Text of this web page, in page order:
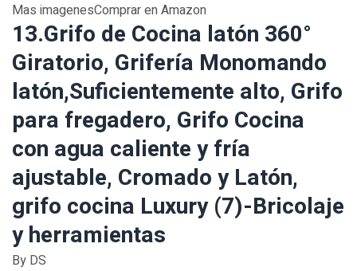
Mas imagenesComprar en Amazon
13.Grifo de Cocina latón 360°
Giratorio, Grifería Monomando
latón,Suficientemente alto, Grifo
para fregadero, Grifo Cocina
con agua caliente y fría
ajustable, Cromado y Latón,
grifo cocina Luxury (7)-Bricolaje
y herramientas
By DS